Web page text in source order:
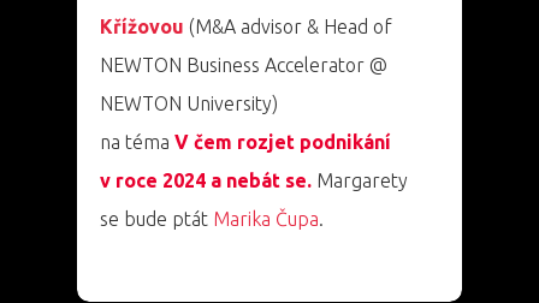
Křížovou (M&A advisor & Head of
NEWTON Business Accelerator @
NEWTON University)
na témaV čem rozjet podnikání
v roce 2024 a nebát se. Margarety
se bude ptát Marika Čupa.